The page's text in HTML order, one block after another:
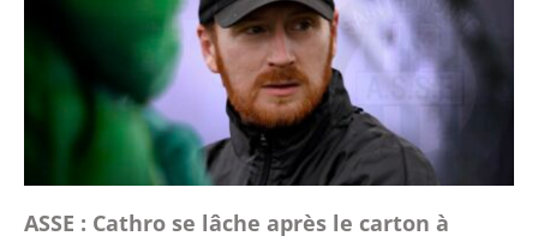
ASSE : Cathro se lâche après le carton à